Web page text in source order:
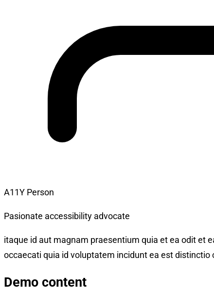
A11Y Person
Pasionate accessibility advocate
itaque id aut magnam praesentium quia et ea odit et
occaecati quia id voluptatem incidunt ea est distinctio
Demo content